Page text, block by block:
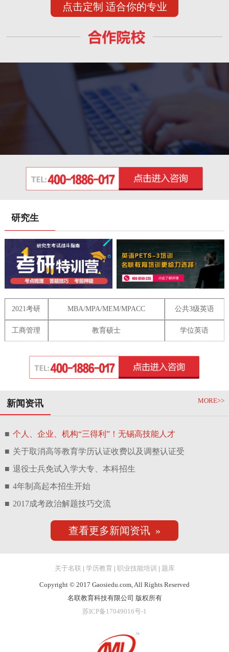
点击定制 适合你的专业
研究生
2021考研 MBA/MPA/MEM/MPACC 公共3级英语
工商管理 教育硕士 学位英语
新闻资讯 MORE>>
■ 个人、企业、机构“三得利”！无锡高技能人才
■ 关于取消高等教育学历认证收费以及调整认证受
■ 退役士兵免试入学大专、本科招生
■ 4年制高起本招生开始
■ 2017成考政治解题技巧交流
查看更多新闻资讯 »
关于名联 | 学历教育| 职业技能培训 | 题库
Copyright © 2017 Gaosiedu.com, All Rights Reserved
名联教育科技有限公司 版权所有
苏ICP备17049016号-1